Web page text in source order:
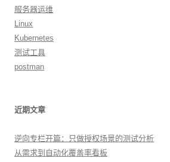
服务器运维
Linux
Kubernetes
测试工具
postman
近期文章
逆向专栏开篇：只做授权场景的测试分析
从需求到自动化覆盖率看板